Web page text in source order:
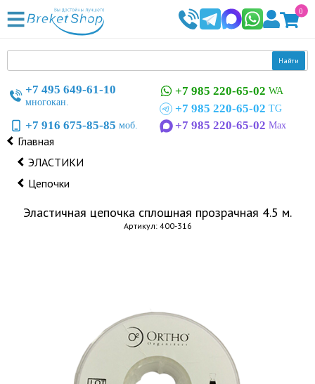
0
Найти
+7 495 649-61-10
многокан.
+7 916 675-85-85 моб.
+7 985 220-65-02 WA
+7 985 220-65-02 TG
+7 985 220-65-02 Max
Главная
ЭЛАСТИКИ
Цепочки
Эластичная цепочка сплошная прозрачная 4.5 м.
Артикул: 400-316